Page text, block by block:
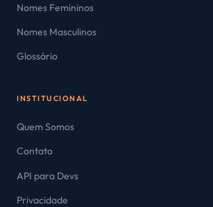
Nomes Femininos
Nomes Masculinos
Glossário
INSTITUCIONAL
Quem Somos
Contato
API para Devs
Privacidade